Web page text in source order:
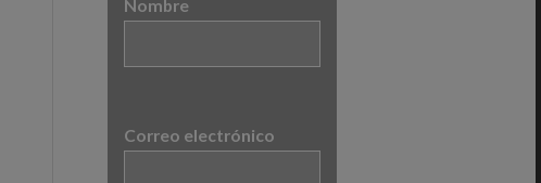
Nombre
Correo electrónico